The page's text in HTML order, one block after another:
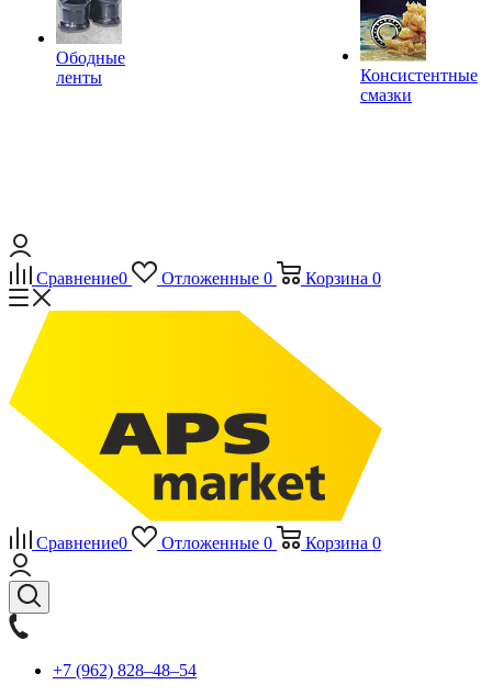
Ободные
ленты
Консистентные
смазки
Сравнение0 Отложенные 0 Корзина 0
Сравнение0 Отложенные 0 Корзина 0
+7 (962) 828‒48‒54